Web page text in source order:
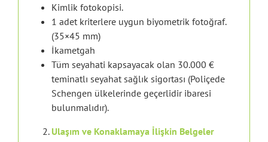
Kimlik fotokopisi.
1 adet kriterlere uygun biyometrik fotoğraf.
(35×45 mm)
İkametgah
Tüm seyahati kapsayacak olan 30.000 €
teminatlı seyahat sağlık sigortası (Poliçede
Schengen ülkelerinde geçerlidir ibaresi
bulunmalıdır).
Ulaşım ve Konaklamaya İlişkin Belgeler